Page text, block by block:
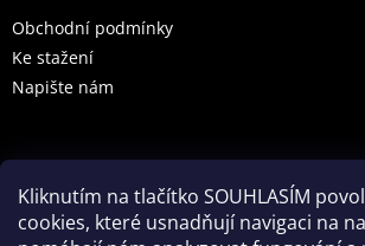
Kliknutím na tlačítko SOUHLASÍM
cookies, které usnadňují navigaci na
Obchodní podmínky
Ke stažení
Napište nám
HLEDAT